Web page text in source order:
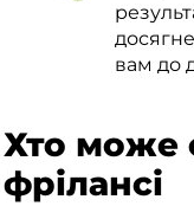
вам до
Хто може
фрілансі